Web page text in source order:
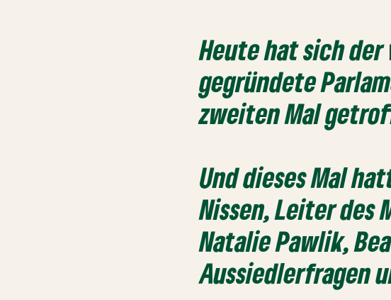
Heute hat sich
gegründete
zweiten Mal
Und dieses Mal
Nissen, Leiter
Natalie Pawlik,
Aussiedlerfragen